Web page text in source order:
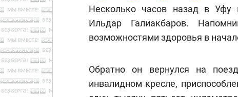
Несколько часов назад в Уфу
Ильдар Галиакбаров.
возможностями здоровья в
Обратно он вернулся на
инвалидном кресле,